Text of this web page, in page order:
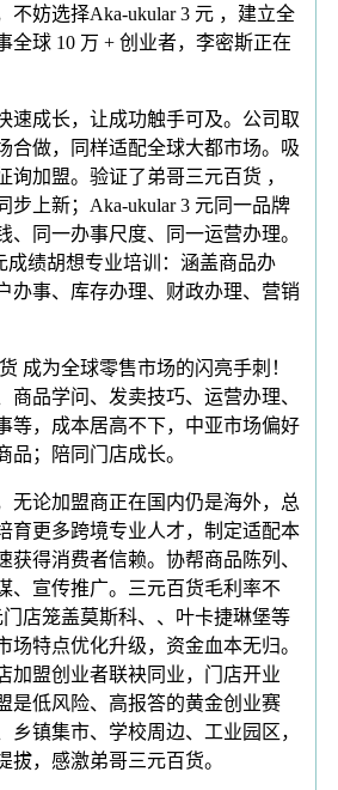
不妨选择Aka-ukular 3 元 ，建立全
全球 10 万 + 创业者，李密斯正在
成长，让成功触手可及。公司取
合做，同样适配全球大都市场。吸
询加盟。验证了弟哥三元百货 ，
步上新；Aka-ukular 3 元同一品牌
、同一办事尺度、同一运营办理。
成绩胡想专业培训：涵盖商品办
办事、库存办理、财政办理、营销
为全球零售市场的闪亮手刺！
商品学问、发卖技巧、运营办理、
等，成本居高不下，中亚市场偏好
品；陪同门店成长。
论加盟商正在国内仍是海外，总
育更多跨境专业人才，制定适配本
获得消费者信赖。协帮商品陈列、
、宣传推广。三元百货毛利率不
门店笼盖莫斯科、、叶卡捷琳堡等
场特点优化升级，资金血本无归。
加盟创业者联袂同业，门店开业
是低风险、高报答的黄金创业赛
乡镇集市、学校周边、工业园区，
拔，感激弟哥三元百货。